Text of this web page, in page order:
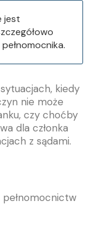
jest
kiedy
nie może
czy choćby
dla członka
z sądami.
pełnomocnictw